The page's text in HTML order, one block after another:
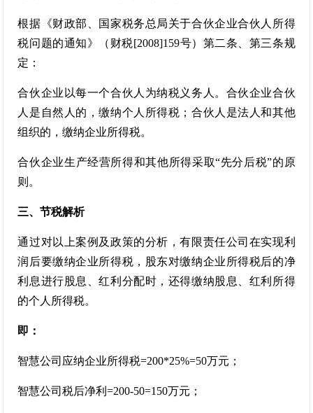
根据《财政部、国家税务总局关于合伙企业合伙人所得
税问题的通知》（财税[2008]159号）第二条、第三条规
定：
合伙企业以每一个合伙人为纳税义务人。合伙企业合伙
人是自然人的，缴纳个人所得税；合伙人是法人和其他
组织的，缴纳企业所得税。
合伙企业生产经营所得和其他所得采取“先分后税”的原
则。
三、节税解析
通过对以上案例及政策的分析，有限责任公司在实现利
润后要缴纳企业所得税，股东对缴纳企业所得税后的净
利息进行股息、红利分配时，还得缴纳股息、红利所得
的个人所得税。
即：
智慧公司应纳企业所得税=200*25%=50万元；
智慧公司税后净利=200-50=150万元；